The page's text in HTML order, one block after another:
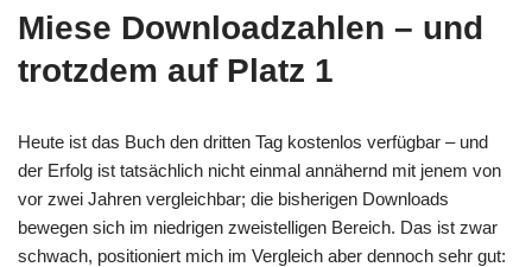
Miese Downloadzahlen – und
trotzdem auf Platz 1
Heute ist das Buch den dritten Tag kostenlos verfügbar – und
der Erfolg ist tatsächlich nicht einmal annähernd mit jenem von
vor zwei Jahren vergleichbar; die bisherigen Downloads
bewegen sich im niedrigen zweistelligen Bereich. Das ist zwar
schwach, positioniert mich im Vergleich aber dennoch sehr gut: